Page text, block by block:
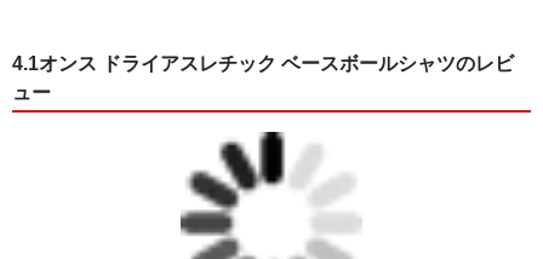
4.1オンス ドライアスレチック ベースボールシャツのレビ
ュー